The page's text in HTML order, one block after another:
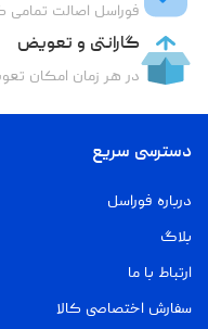
فوراسل اصالت
گارانتی و تعویض
در هر زمان امکان
دسترسی سریع
درباره فوراسل
بلاگ
ارتباط با ما
سفارش اختصاصی کالا